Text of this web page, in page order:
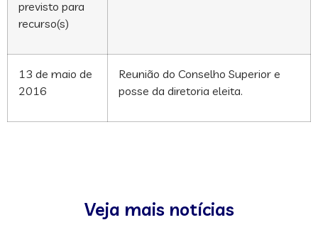
previsto para
recurso(s)
13 de maio de
2016
Reunião do Conselho Superior e
posse da diretoria eleita.
Veja mais notícias